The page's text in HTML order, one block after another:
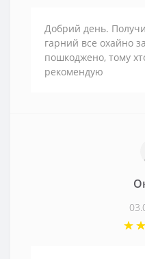
Добрий день.
гарний все охайно
пошкоджено, тому
рекомендую